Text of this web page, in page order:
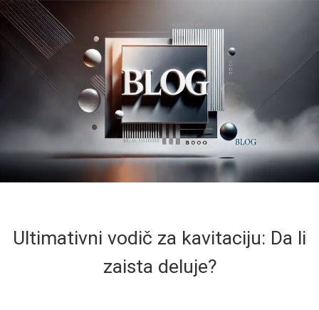
Ultimativni vodič za kavitaciju: Da li
zaista deluje?